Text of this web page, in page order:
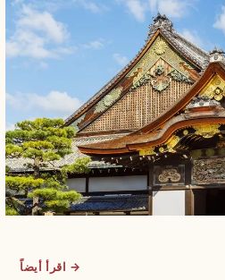
اقرأ أيضاً →